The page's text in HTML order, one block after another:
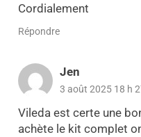
Cordialement
Répondre
Jen
3 août 2025 18 h
Vileda est certe une
achète le kit complet